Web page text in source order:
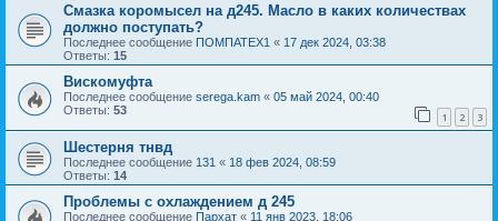
Смазка коромысел на д245. Масло в каких количествах
должно поступать?
Последнее сообщение ПОМПАТЕХ1 « 17 дек 2024, 03:38
Ответы: 15
Вискомуфта
Последнее сообщение serega.kam « 05 май 2024, 00:40
Ответы: 53 1 2 3
Шестерня тнвд
Последнее сообщение 131 « 18 фев 2024, 08:59
Ответы: 14
Проблемы с охлаждением д 245
Последнее сообщение Пархат « 11 янв 2023, 18:06